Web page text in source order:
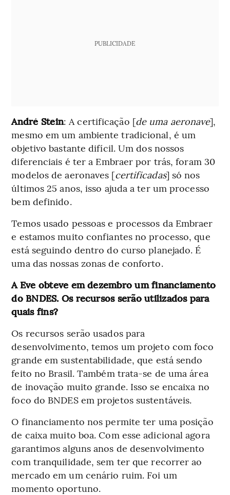
PUBLICIDADE
André Stein: A certificação [de uma aeronave],
mesmo em um ambiente tradicional, é um
objetivo bastante difícil. Um dos nossos
diferenciais é ter a Embraer por trás, foram 30
modelos de aeronaves [certificadas] só nos
últimos 25 anos, isso ajuda a ter um processo
bem definido.
Temos usado pessoas e processos da Embraer
e estamos muito confiantes no processo, que
está seguindo dentro do curso planejado. É
uma das nossas zonas de conforto.
A Eve obteve em dezembro um financiamento
do BNDES. Os recursos serão utilizados para
quais fins?
Os recursos serão usados para
desenvolvimento, temos um projeto com foco
grande em sustentabilidade, que está sendo
feito no Brasil. Também trata-se de uma área
de inovação muito grande. Isso se encaixa no
foco do BNDES em projetos sustentáveis.
O financiamento nos permite ter uma posição
de caixa muito boa. Com esse adicional agora
garantimos alguns anos de desenvolvimento
com tranquilidade, sem ter que recorrer ao
mercado em um cenário ruim. Foi um
momento oportuno.